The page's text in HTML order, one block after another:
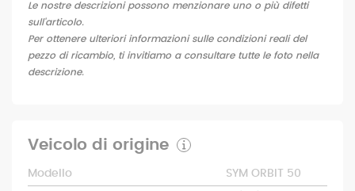
Le nostre descrizioni possono menzionare uno o più difetti
sull'articolo.
Per ottenere ulteriori informazioni sulle condizioni reali del
pezzo di ricambio, ti invitiamo a consultare tutte le foto nella
descrizione.
Veicolo di origine
Modello SYM ORBIT 50